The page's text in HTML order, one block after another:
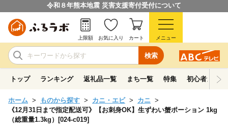
令和８年熊本地震 災害支援寄付受付について
検索
上限額 お気に入り カート メニュー
トップ ランキング 返礼品一覧 まち一覧 特集 初心者ガイド
ホーム ものから探す カニ・エビ
カニ
《12月31日まで指定配送可》【お刺身OK】生ずわい蟹ポーション 1kg
（総重量1.3kg）[024-c019]